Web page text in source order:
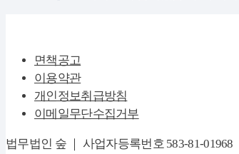
면책공고
이용약관
개인정보취급방침
이메일무단수집거부
법무법인 숲 ｜ 사업자등록번호 583-81-01968